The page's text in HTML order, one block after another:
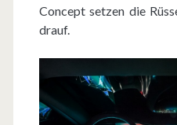
l
L
Concept setzen die
drauf.